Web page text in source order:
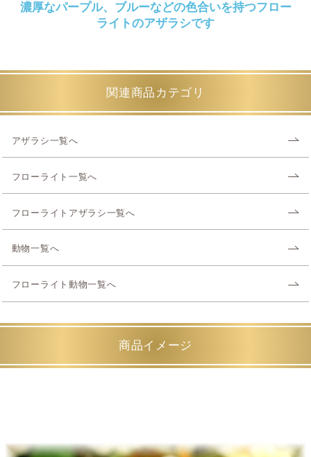
濃厚なパープル、ブルーなどの色合いを持つフロー
ライトのアザラシです
関連商品カテゴリ
アザラシ一覧へ
フローライト一覧へ
フローライトアザラシ一覧へ
動物一覧へ
フローライト動物一覧へ
商品イメージ